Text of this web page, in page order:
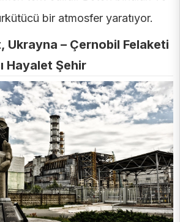
bir atmosfer yaratıyor.
Ukrayna – Çernobil Felaketi
Hayalet Şehir